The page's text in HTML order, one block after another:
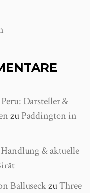
Darsteller &
zuPaddington in
& aktuelle
BalluseckzuThree